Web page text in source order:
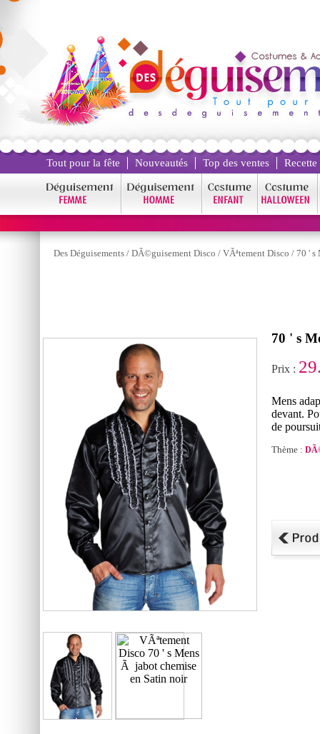
Tout pour la fête Nouveautés Top des ventes
Des Déguisements / DÃ©guisement Disco / VÃªtement Disco / 70 ' s
70 ' s
Prix :
Mens
devant.
de
Thème :